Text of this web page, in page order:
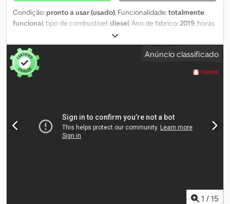
Condição: pronto a usar (usado), Funcionalidade:totalmente
funcional , tipo de combustível:diesel , Ano de fabrico: 2019 , horas
, EXCAVADORA HITACHI ZX350 LC-6
COM LINHAS HIDRÁULICAS AUXILIARES. Cedpezl N E Defx Aflerf
Anúncio classificado
1 / 15